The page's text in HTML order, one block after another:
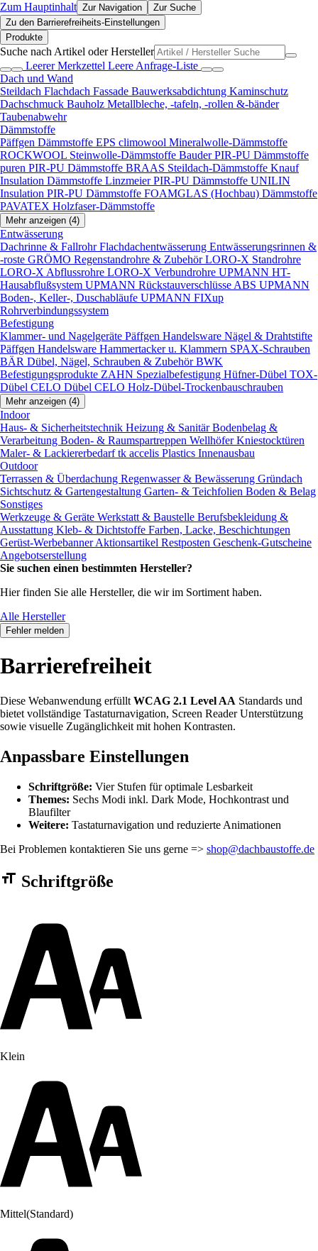
Zum Hauptinhalt Zur Navigation
Zur Suche
Zu den Barrierefreiheits-Einstellungen
Produkte
Suche nach Artikel oder Hersteller
Leerer Merkzettel Leere Anfrage-Liste
Dach und Wand
Steildach Flachdach Fassade Bauwerksabdichtung Kaminschutz
Dachschmuck Bauholz Metallbleche, -tafeln, -rollen &-bänder
Taubenabwehr
Dämmstoffe
Päffgen Dämmstoffe EPS climowool Mineralwolle-Dämmstoffe
ROCKWOOL Steinwolle-Dämmstoffe Bauder PIR-PU Dämmstoffe
puren PIR-PU Dämmstoffe BRAAS Steildach-Dämmstoffe Knauf
Insulation Dämmstoffe Linzmeier PIR-PU Dämmstoffe UNILIN
Insulation PIR-PU Dämmstoffe FOAMGLAS (Hochbau) Dämmstoffe
PAVATEX Holzfaser-Dämmstoffe
Mehr anzeigen (4)
Entwässerung
Dachrinne & FallrohrFlachdachentwässerung Entwässerungsrinnen &
-roste GRÖMO Regenstandrohre & ZubehörLORO-X Standrohre
LORO-X Abflussrohre LORO-X Verbundrohre UPMANN HT-
Hausabflußsystem UPMANN Rückstauverschlüsse ABS UPMANN
Boden-, Keller-, Duschabläufe UPMANN FIXup
Rohrverbindungssystem
Befestigung
Klammer- und Nagelgeräte Päffgen Handelsware Nägel & Drahtstifte
Päffgen Handelsware Hammertacker u. Klammern SPAX-Schrauben
BÄR Dübel, Nägel, Schrauben & ZubehörBWK
Befestigungsprodukte ZAHN Spezialbefestigung Hüfner-Dübel TOX-
Dübel CELO Dübel CELO Holz-Dübel-Trockenbauschrauben
Mehr anzeigen (4)
Indoor
Haus- & Sicherheitstechnik Heizung & SanitärBodenbelag &
Verarbeitung Boden- & Raumspartreppen Wellhöfer Kniestocktüren
Maler- & Lackiererbedarftk accelis Plastics Innenausbau
Outdoor
Terrassen & Überdachung Regenwasser & Bewässerung Gründach
Sichtschutz & Gartengestaltung Garten- & Teichfolien Boden & Belag
Sonstiges
Werkzeuge & Geräte Werkstatt & Baustelle Berufsbekleidung &
Ausstattung Kleb- & Dichtstoffe Farben, Lacke, Beschichtungen
Gerüst-WerbebannerAktionsartikel Restposten Geschenk-Gutscheine
Angebotserstellung
Sie suchen einen bestimmten Hersteller?
Hier finden Sie alle Hersteller, die wir im Sortiment haben.
Alle Hersteller
Fehler melden
Barrierefreiheit
Diese Webanwendung erfüllt WCAG 2.1 Level AA Standards und
bietet vollständige Tastaturnavigation, Screen Reader Unterstützung
sowie visuelle Zugänglichkeit mit hohen Kontrasten.
Anpassbare Einstellungen
Schriftgröße: Vier Stufen für optimale Lesbarkeit
Themes: Sechs Modi inkl. Dark Mode, Hochkontrast und
Blaufilter
Weitere: Tastaturnavigation und reduzierte Animationen
Bei Problemen kontaktieren Sie uns gerne => shop@dachbaustoffe.de
Barrierefreiheit Einstellungen Formular
Schriftgröße
Klein
Mittel(Standard)